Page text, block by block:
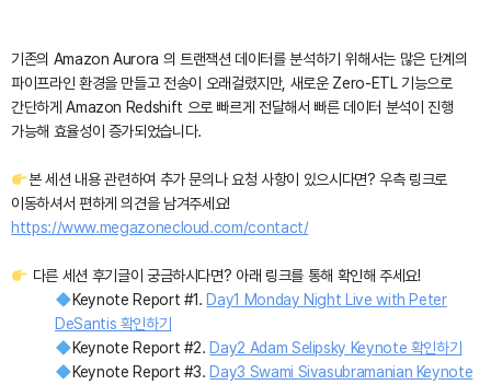
기존의 Amazon Aurora 의 트랜잭션 데이터를 분석하기 위해서는 많은 단계의
파이프라인 환경을 만들고 전송이 오래걸렸지만, 새로운 Zero-ETL 기능으로
간단하게 Amazon Redshift 으로 빠르게 전달해서 빠른 데이터 분석이 진행
가능해 효율성이 증가되었습니다.
본 세션 내용 관련하여 추가 문의나 요청 사항이 있으시다면? 우측 링크로
이동하셔서 편하게 의견을 남겨주세요!
https://www.megazonecloud.com/contact/
다른 세션 후기글이 궁금하시다면? 아래 링크를 통해 확인해 주세요!
Keynote Report #1.Day1 Monday Night Live with Peter
DeSantis 확인하기
Keynote Report #2.Day2 Adam Selipsky Keynote 확인하기
Keynote Report #3.Day3 Swami Sivasubramanian Keynote